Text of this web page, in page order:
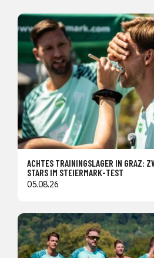
ACHTES TRAININGSLAGER IN GRAZ:
STARS IM STEIERMARK-TEST
05.08.26